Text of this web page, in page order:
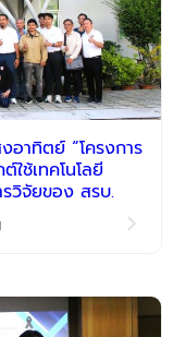
าทิตย์ “โครงการ
ช้เทคโนโลยี
วิจัยของ สรบ.